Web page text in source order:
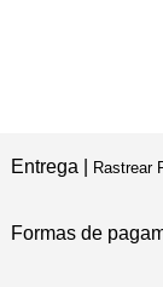
Entrega | Rastrear
Formas de